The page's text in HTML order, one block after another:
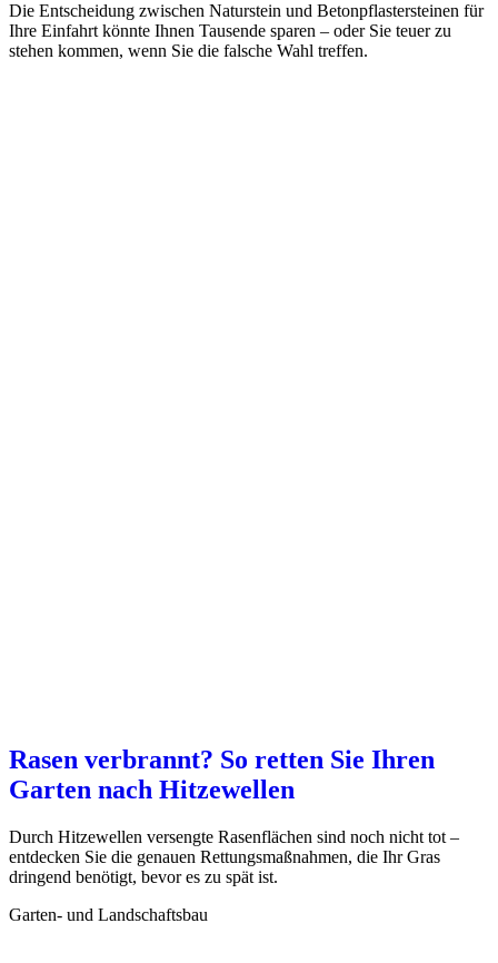
Die Entscheidung zwischen Naturstein und Betonpflastersteinen für
Ihre Einfahrt könnte Ihnen Tausende sparen – oder Sie teuer zu
stehen kommen, wenn Sie die falsche Wahl treffen.
Rasen verbrannt? So retten Sie Ihren
Garten nach Hitzewellen
Durch Hitzewellen versengte Rasenflächen sind noch nicht tot –
entdecken Sie die genauen Rettungsmaßnahmen, die Ihr Gras
dringend benötigt, bevor es zu spät ist.
Garten- und Landschaftsbau